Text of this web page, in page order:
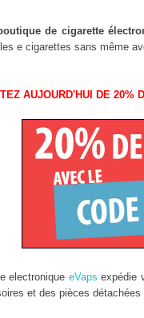
de cigarette
e cigarettes sans même
AUJOURD'HUI DE 20%
electronique eVaps expédie
et des pièces